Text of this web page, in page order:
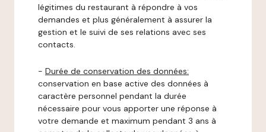
légitimes du restaurant à répondre à vos
demandes et plus généralement à assurer la
gestion et le suivi de ses relations avec ses
contacts.
- Durée de conservation des données:
conservation en base active des données à
caractère personnel pendant la durée
nécessaire pour vous apporter une réponse à
votre demande et maximum pendant 3 ans à